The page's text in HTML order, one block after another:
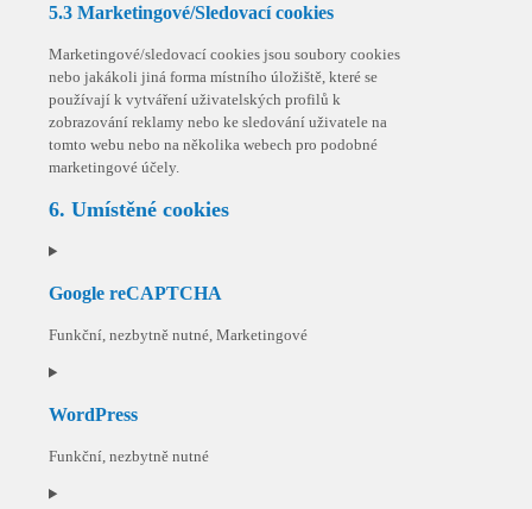
5.3 Marketingové/Sledovací cookies
Marketingové/sledovací cookies jsou soubory cookies
nebo jakákoli jiná forma místního úložiště, které se
používají k vytváření uživatelských profilů k
zobrazování reklamy nebo ke sledování uživatele na
tomto webu nebo na několika webech pro podobné
marketingové účely.
6. Umístěné cookies
Google reCAPTCHA
Funkční, nezbytně nutné, Marketingové
Consent
service
recaptcha
WordPress
Funkční, nezbytně nutné
Consent